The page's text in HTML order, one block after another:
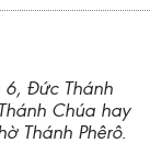
6, Đức Thánh
Chúa hay
Thánh Phêrô.